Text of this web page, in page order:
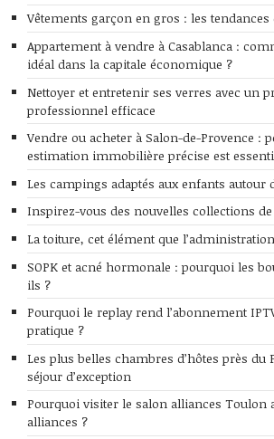
Vêtements garçon en gros : les tendances
Appartement à vendre à Casablanca :
idéal dans la capitale économique ?
Nettoyer et entretenir ses verres avec un
professionnel efficace
Vendre ou acheter à Salon-de-Provence :
estimation immobilière précise est
Les campings adaptés aux enfants autour
Inspirez-vous des nouvelles collections
La toiture, cet élément que
SOPK et acné hormonale : pourquoi les
ils ?
Pourquoi le replay rend l’abonnement
pratique ?
Les plus belles chambres d’hôtes près du
séjour d’exception
Pourquoi visiter le salon alliances Toulon
alliances ?